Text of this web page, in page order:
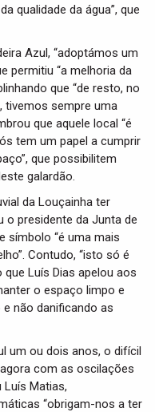
qualidade da água”, que
Azul, “adoptámos um
permitiu “a melhoria da
que “de resto, no
tivemos sempre uma
que aquele local “é
tem um papel a cumprir
que possibilitem
galardão.
da Louçainha ter
o presidente da Junta de
símbolo “é uma mais
Contudo, “isto só é
Luís Dias apelou aos
o espaço limpo e
não danificando as
um ou dois anos, o difícil
com as oscilações
Matias,
“obrigam-nos a ter